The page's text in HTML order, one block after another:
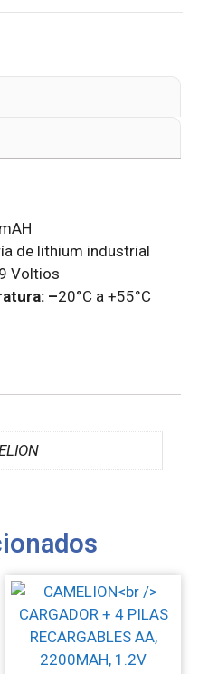
de lithium industrial
9 Voltios
–20°C a +55°C